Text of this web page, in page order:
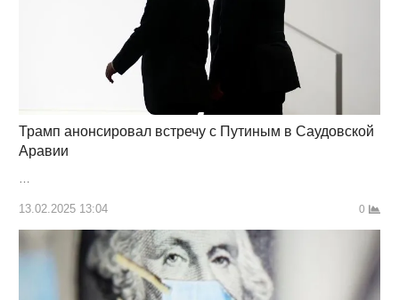
Трамп анонсировал встречу с Путиным в Саудовской
Аравии
13.02.2025 13:04 0